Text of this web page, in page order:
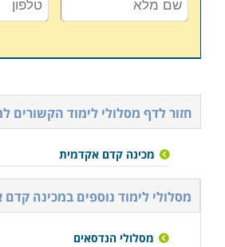
חזור לדף מסלולי לימוד הקשורים ל
מכינה קדם אקדמית
מסלולי לימוד נוספים במכינה קדם
מסלולי הנדסאים